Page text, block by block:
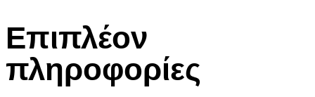
Επιπλέον
πληροφορίες